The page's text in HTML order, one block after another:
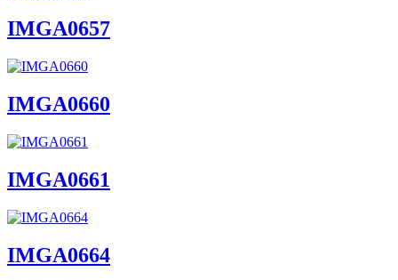
IMGA0657
IMGA0660
IMGA0661
IMGA0664